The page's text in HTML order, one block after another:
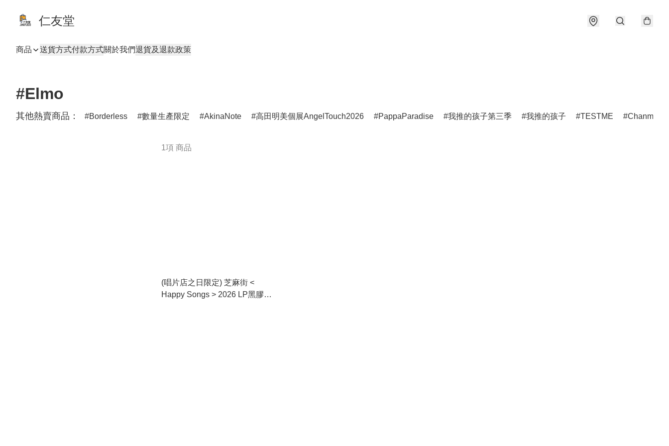
仁友堂
商品 送貨方式付款方式關於我們退貨及退款政策
#Elmo
其他熱賣商品： Borderless 數量生產限定 AkinaNote 高田明美個展AngelTouch2026 PappaParadise 我推的孩子第三季 我推的孩子 TESTME Chanmina
1項 商品
(唱片店之日限定) 芝麻街 <
Happy Songs > 2026 LP黑膠唱